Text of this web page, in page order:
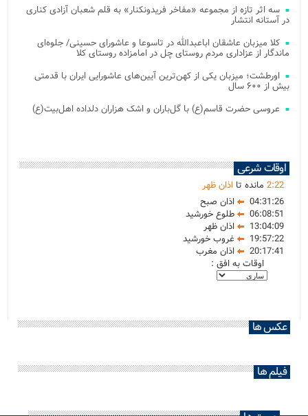
سه اثر تازه از مجموعه «مفاخر فریدونکنار» به قلم شعبان آزادی کناری
در آستانه انتشار
کلا میزبان عاشقان اباعبدالله در تاسوعا و عاشورای حسینی/ جلوه‌ای
ماندگار از عزاداری مردم روستای چل در امامزاده روستای کلا
اورطشت؛ میزبان یکی از کهن‌ترین آیین‌های عاشورایی ایران با قدمتی
بیش از ۶۰۰ سال
عروسی حضرت قاسم(ع) با گل‌باران و اشک هزاران دلداده اهل‌بیت(ع)
اوقات شرعی
2:22 مانده تااذان ظهر
04:31:26
اذان صبح
06:08:51
طلوع خورشید
13:04:09
اذان ظهر
19:57:22
غروب خورشید
20:17:41
اذان مغرب
اوقات به افق :
عکس ها
فیلم ها